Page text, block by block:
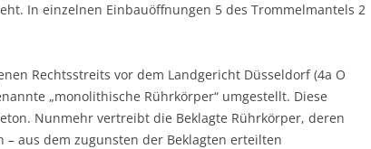
In einzelnen Einbauöffnungen 5 des Trommelmantels 2
Rechtsstreits vor dem Landgericht Düsseldorf (4a O
„monolithische Rührkörper“ umgestellt. Diese
Nunmehr vertreibt die Beklagte Rührkörper, deren
aus dem zugunsten der Beklagten erteilten